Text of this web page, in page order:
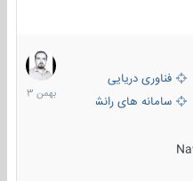
فناوری دریایی
سامانه های رانشی دریایی
6
بهمن
1403